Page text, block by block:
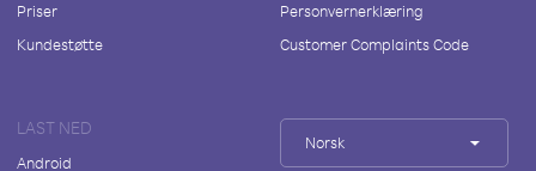
Priser
Kundestøtte
Personvernerklæring
Customer Complaints Code
LAST NED
Android
Norsk